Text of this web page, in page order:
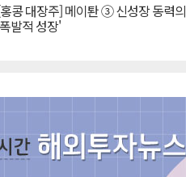
콩 대장주] 메이퇀 ③ 신성장 동력의
발적 성장'